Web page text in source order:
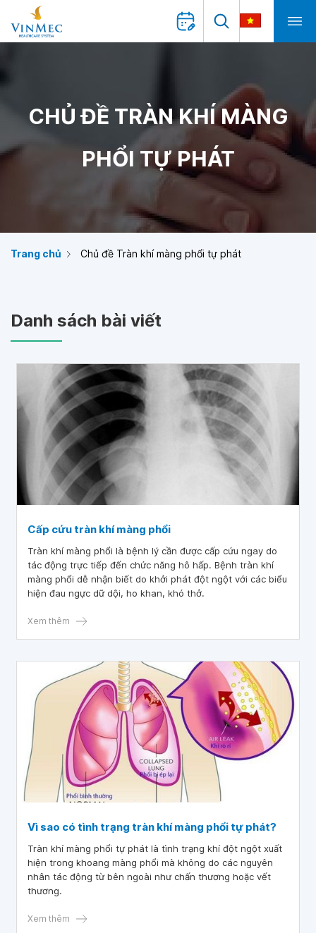
CHỦ ĐỀ TRÀN KHÍ MÀNG
PHỔI TỰ PHÁT
Trang chủ Chủ đề Tràn khí màng phổi tự phát
Danh sách bài viết
Cấp cứu tràn khí màng phổi
Tràn khí màng phổi là bệnh lý cần được cấp cứu ngay do
tác động trực tiếp đến chức năng hô hấp. Bệnh tràn khí
màng phổi dễ nhận biết do khởi phát đột ngột với các biểu
hiện đau ngực dữ dội, ho khan, khó thở.
Xem thêm
Vì sao có tình trạng tràn khí màng phổi tự phát?
Tràn khí màng phổi tự phát là tình trạng khí đột ngột xuất
hiện trong khoang màng phổi mà không do các nguyên
nhân tác động từ bên ngoài như chấn thương hoặc vết
thương.
Xem thêm